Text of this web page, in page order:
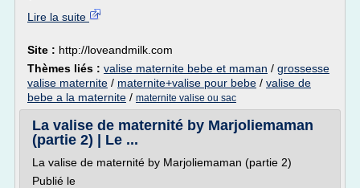
Lire la suite
Site : http://loveandmilk.com
Thèmes liés : valise maternite bebe et maman / grossesse
valise maternite / maternite+valise pour bebe / valise de
bebe a la maternite / maternite valise ou sac
La valise de maternité by Marjoliemaman
(partie 2) | Le ...
La valise de maternité by Marjoliemaman (partie 2)
Publié le